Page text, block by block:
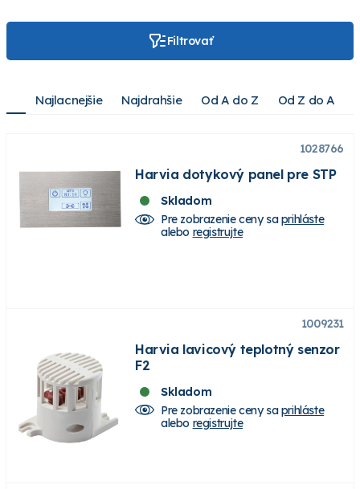
Filtrovať
Najlacnejšie Najdrahšie Od A do Z Od Z do A
1028766
Harvia dotykový panel pre STP
Skladom
Pre zobrazenie ceny saprihláste
alebo registrujte
1009231
Harvia lavicový teplotný senzor
F2
Skladom
Pre zobrazenie ceny saprihláste
alebo registrujte